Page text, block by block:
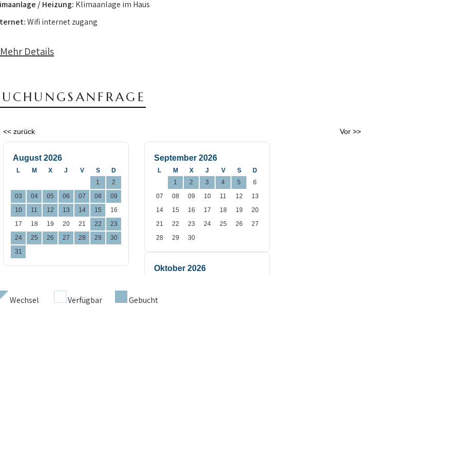
/ Heizung: Klimaanlage im Haus
Wifi internet zugang
Details
Wechsel Verfügbar Gebucht